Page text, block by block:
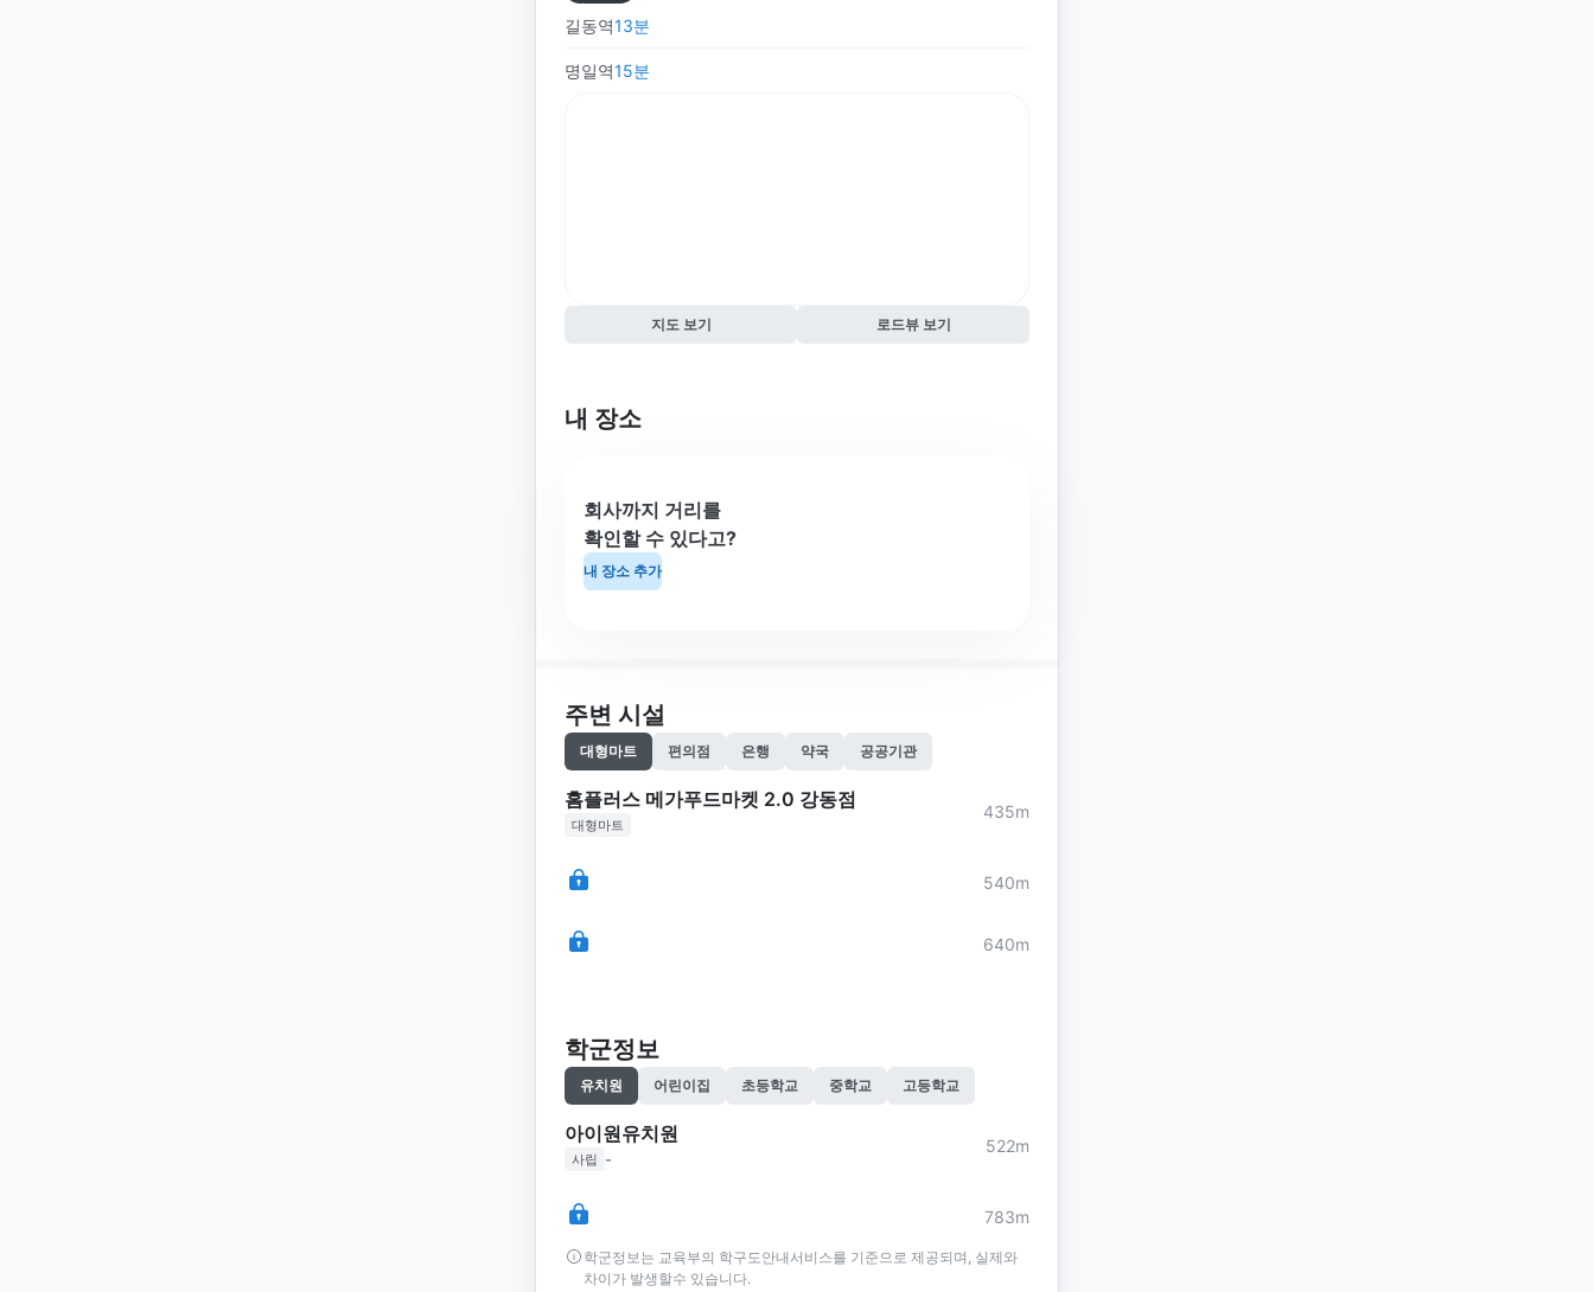
길동역13분
명일역15분
지도 보기 로드뷰 보기
내 장소
회사까지 거리를
확인할 수 있다고?
내 장소 추가
주변 시설
대형마트 편의점 은행 약국 공공기관
홈플러스 메가푸드마켓 2.0 강동점
대형마트
435m
540m
640m
학군정보
유치원 어린이집 초등학교 중학교 고등학교
아이원유치원
사립 -
522m
783m
학군정보는 교육부의 학구도안내서비스를 기준으로 제공되며, 실제와
차이가 발생할수 있습니다.